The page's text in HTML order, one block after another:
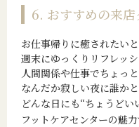
6. おすすめの来店
お仕事帰りに癒されたい
週末にゆっくりリフレッ
人間関係や仕事でちょっ
なんだか寂しい夜に誰か
どんな日にも“ちょうど
フットケアセンターの魅力